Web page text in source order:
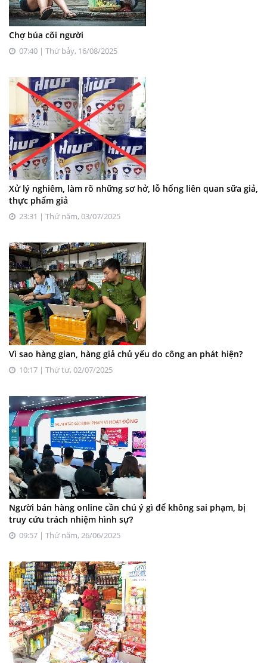
Chợ búa cõi người
07:40 | Thứ bảy, 16/08/2025
Xử lý nghiêm, làm rõ những sơ hở, lỗ hổng liên quan sữa giả,
thực phẩm giả
23:31 | Thứ năm, 03/07/2025
Vì sao hàng gian, hàng giả chủ yếu do công an phát hiện?
10:17 | Thứ tư, 02/07/2025
Người bán hàng online cần chú ý gì để không sai phạm, bị
truy cứu trách nhiệm hình sự?
09:57 | Thứ năm, 26/06/2025